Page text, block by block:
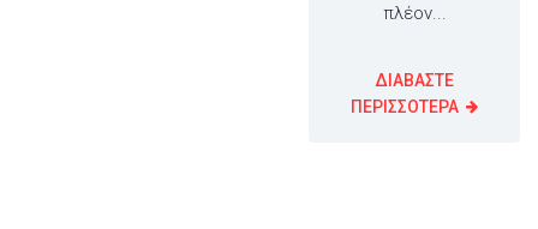
πλέον...
ΔΙΑΒΑΣΤΕ
ΠΕΡΙΣΣΟΤΕΡΑ